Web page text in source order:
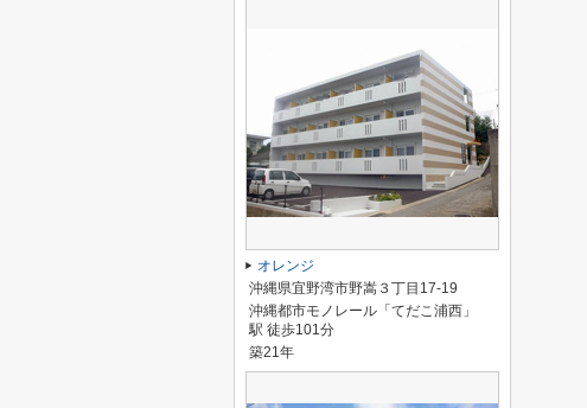
オレンジ
沖縄県宜野湾市野嵩３丁目17-19
沖縄都市モノレール「てだこ浦西」
駅 徒歩101分
築21年